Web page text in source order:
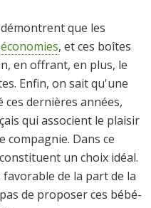
que les
, et ces boîtes
en offrant, en plus, le
Enfin, on sait qu'une
dernières années,
qui associent le plaisir
compagnie. Dans ce
un choix idéal.
de la part de la
de proposer ces bébé-